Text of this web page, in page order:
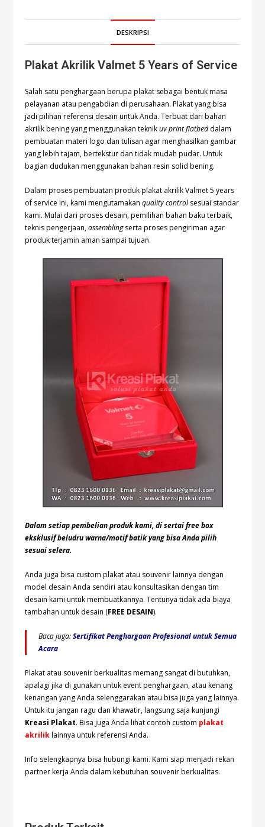
DESKRIPSI
Plakat Akrilik Valmet 5 Years of Service
Salah satu penghargaan berupa plakat sebagai bentuk masa
pelayanan atau pengabdian di perusahaan. Plakat yang bisa
jadi pilihan referensi desain untuk Anda. Terbuat dari bahan
akrilik bening yang menggunakan teknikuv print flatbed dalam
pembuatan materi logo dan tulisan agar menghasilkan gambar
yang lebih tajam, bertekstur dan tidak mudah pudar. Untuk
bagian dudukan menggunakan bahan resin solid bening.
Dalam proses pembuatan produk plakat akrilik Valmet 5 years
of service ini, kami mengutamakanquality controlsesuai standar
kami. Mulai dari proses desain, pemilihan bahan baku terbaik,
teknis pengerjaan,assemblingserta proses pengiriman agar
produk terjamin aman sampai tujuan.
Dalam setiap pembelian produk kami, di sertai free box
eksklusif beludru warna/motif batik yang bisa Anda pilih
sesuai selera.
Anda juga bisa custom plakat atau souvenir lainnya dengan
model desain Anda sendiri atau konsultasikan dengan tim
desain kami untuk membuatkannya. Tentunya tidak ada biaya
tambahan untuk desain (FREE DESAIN).
Baca juga:Sertifikat Penghargaan Profesional untuk Semua
Acara
Plakat atau souvenir berkualitas memang sangat di butuhkan,
apalagi jika di gunakan untuk event penghargaan, atau kenang
kenangan yang Anda selenggarakan atau bisa juga yang lainnya.
Untuk itu jangan ragu dan khawatir, langsung saja kunjungi
Kreasi Plakat. Bisa juga Anda lihat contoh custom plakat
akriliklainnya untuk referensi Anda.
Info selengkapnya bisa hubungikami. Kami siap menjadi rekan
partner kerja Anda dalam kebutuhan souvenir berkualitas.